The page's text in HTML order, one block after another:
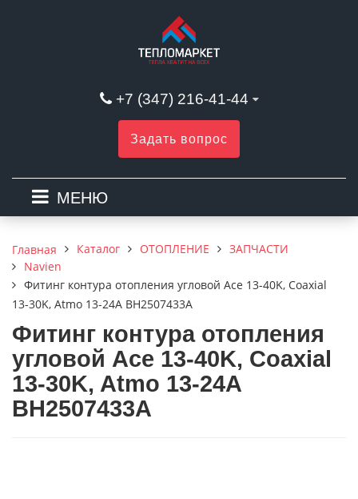
+7 (347) 216-41-44
Задать вопрос
МЕНЮ
Главная Каталог ОТОПЛЕНИЕ
ЗАПЧАСТИ
Navien
Фитинг контура отопления угловой Ace 13-40K, Coaxial
13-30K, Atmo 13-24A BH2507433A
Фитинг контура отопления
угловой Ace 13-40K, Coaxial
13-30K, Atmo 13-24A
BH2507433A